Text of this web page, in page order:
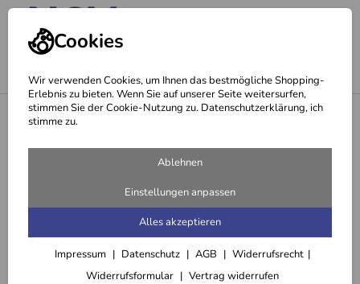
Cookies
Wir verwenden Cookies, um Ihnen das bestmögliche Shopping-
Erlebnis zu bieten. Wenn Sie auf unserer Seite weitersurfen,
stimmen Sie der Cookie-Nutzung zu. Datenschutzerklärung, ich
stimme zu.
Ablehnen
Einstellungen anpassen
Alles akzeptieren
Impressum Datenschutz AGB
Widerrufsrecht
Widerrufsformular
Vertrag widerrufen
Kosmetik
Tonerde Pulver und Creme